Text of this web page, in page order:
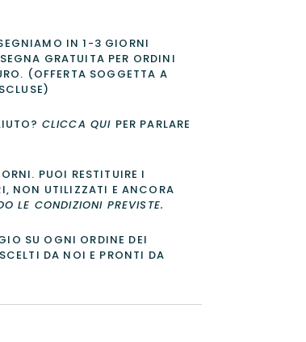
IN 1-3 GIORNI
GRATUITA PER ORDINI
(OFFERTA SOGGETTA A
CLICCA QUI PER PARLARE
. PUOI RESTITUIRE I
NON UTILIZZATI E ANCORA
LE CONDIZIONI PREVISTE.
SU OGNI ORDINE DEI
DA NOI E PRONTI DA